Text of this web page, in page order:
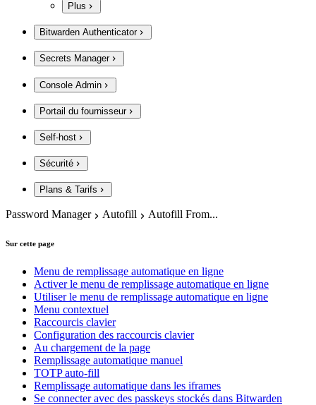
Plus
Bitwarden Authenticator
Secrets Manager
Console Admin
Portail du fournisseur
Self-host
Sécurité
Plans & Tarifs
Password Manager Autofill Autofill From...
Sur cette page
Menu de remplissage automatique en ligne
Activer le menu de remplissage automatique en ligne
Utiliser le menu de remplissage automatique en ligne
Menu contextuel
Raccourcis clavier
Configuration des raccourcis clavier
Au chargement de la page
Remplissage automatique manuel
TOTP auto-fill
Remplissage automatique dans les iframes
Se connecter avec des passkeys stockés dans Bitwarden